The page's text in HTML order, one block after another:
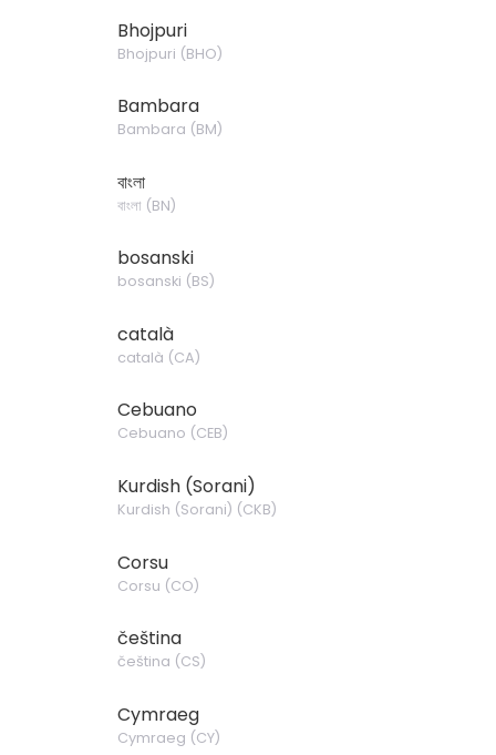
Bhojpuri
Bhojpuri (BHO)
Bambara
Bambara (BM)
বাংলা
বাংলা (BN)
bosanski
bosanski (BS)
català
català (CA)
Cebuano
Cebuano (CEB)
Kurdish (Sorani)
Kurdish (Sorani) (CKB)
Corsu
Corsu (CO)
čeština
čeština (CS)
Cymraeg
Cymraeg (CY)